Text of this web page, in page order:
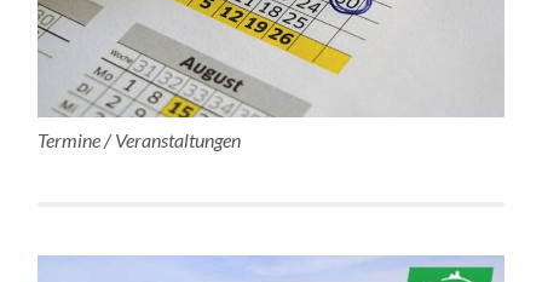
Termine / Veranstaltungen